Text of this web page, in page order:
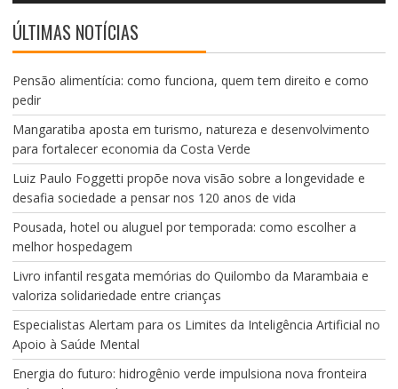
ÚLTIMAS NOTÍCIAS
Pensão alimentícia: como funciona, quem tem direito e como
pedir
Mangaratiba aposta em turismo, natureza e desenvolvimento
para fortalecer economia da Costa Verde
Luiz Paulo Foggetti propõe nova visão sobre a longevidade e
desafia sociedade a pensar nos 120 anos de vida
Pousada, hotel ou aluguel por temporada: como escolher a
melhor hospedagem
Livro infantil resgata memórias do Quilombo da Marambaia e
valoriza solidariedade entre crianças
Especialistas Alertam para os Limites da Inteligência Artificial no
Apoio à Saúde Mental
Energia do futuro: hidrogênio verde impulsiona nova fronteira